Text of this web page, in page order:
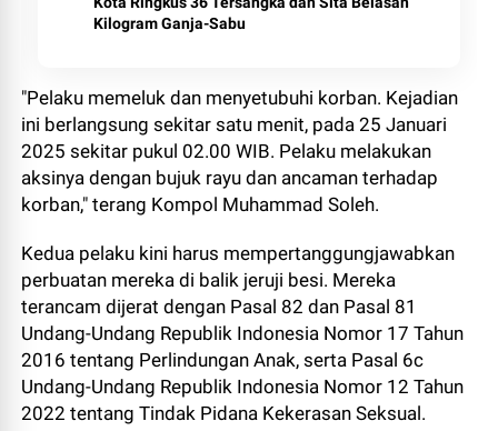
Kilogram Ganja-Sabu
"Pelaku memeluk dan menyetubuhi korban. Kejadian
ini berlangsung sekitar satu menit, pada 25 Januari
2025 sekitar pukul 02.00 WIB. Pelaku melakukan
aksinya dengan bujuk rayu dan ancaman terhadap
korban," terang Kompol Muhammad Soleh.
Kedua pelaku kini harus mempertanggungjawabkan
perbuatan mereka di balik jeruji besi. Mereka
terancam dijerat dengan Pasal 82 dan Pasal 81
Undang-Undang Republik Indonesia Nomor 17 Tahun
2016 tentang Perlindungan Anak, serta Pasal 6c
Undang-Undang Republik Indonesia Nomor 12 Tahun
2022 tentang Tindak Pidana Kekerasan Seksual.